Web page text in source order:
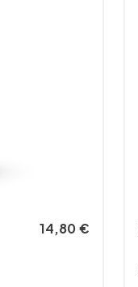
14,80€